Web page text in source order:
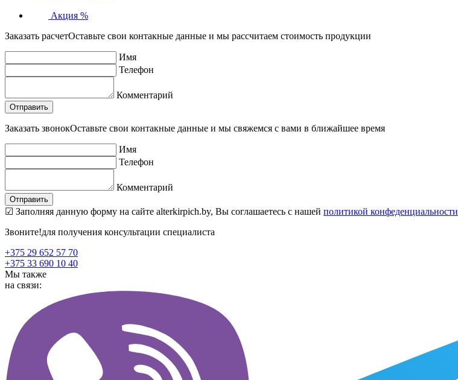
Акция %
Заказать расчетОставьте свои контакные данные и мы рассчитаем стоимость продукции
Имя
Телефон
Комментарий
Заказать звонокОставьте свои контакные данные и мы свяжемся с вами в ближайшее время
Имя
Телефон
Комментарий
☑ Заполняя данную форму на сайте alterkirpich.by, Вы соглашаетесь с нашей политикой конфеденциальности
Звоните!для получения консультации специалиста
+375 29 652 57 70
+375 33 690 10 40
Мы также
на связи: